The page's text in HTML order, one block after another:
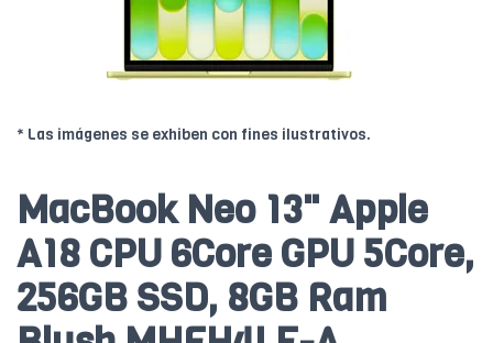
* Las imágenes se exhiben con fines ilustrativos.
MacBook Neo 13" Apple
A18 CPU 6Core GPU 5Core,
256GB SSD, 8GB Ram